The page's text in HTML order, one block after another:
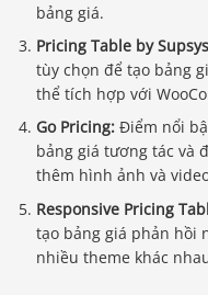
bảng giá.
Pricing Table by
tùy chọn để tạo bảng
thể tích hợp với
Go Pricing: Điểm nổi
bảng giá tương tác và
thêm hình ảnh và
Responsive Pricing
tạo bảng giá phản hồi
nhiều theme khác